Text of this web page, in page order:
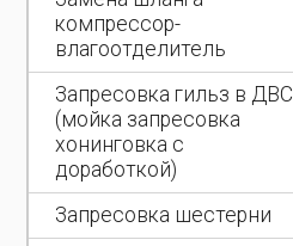
компрессор-
влагоотделитель
Запресовка гильз в ДВС
(мойка запресовка
хонинговка с
доработкой)
Запресовка шестерни